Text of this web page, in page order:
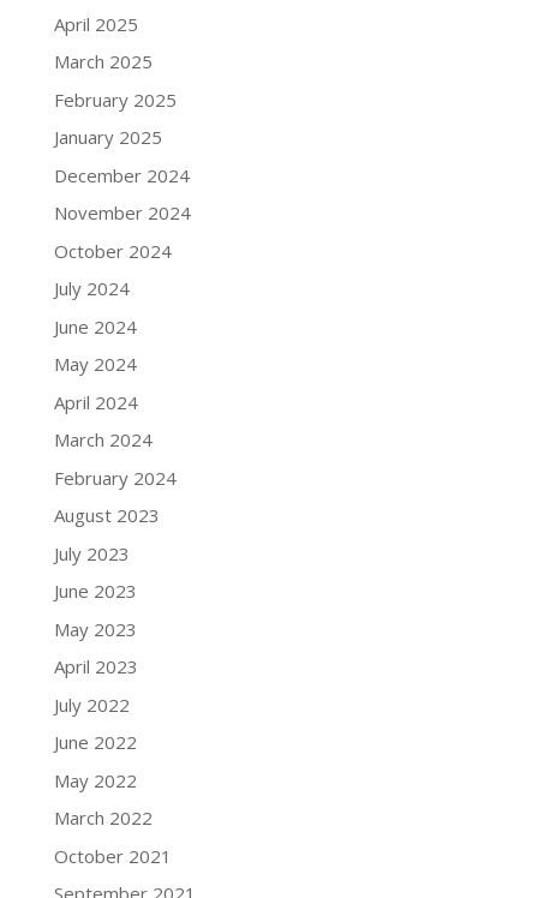
April 2025
March 2025
February 2025
January 2025
December 2024
November 2024
October 2024
July 2024
June 2024
May 2024
April 2024
March 2024
February 2024
August 2023
July 2023
June 2023
May 2023
April 2023
July 2022
June 2022
May 2022
March 2022
October 2021